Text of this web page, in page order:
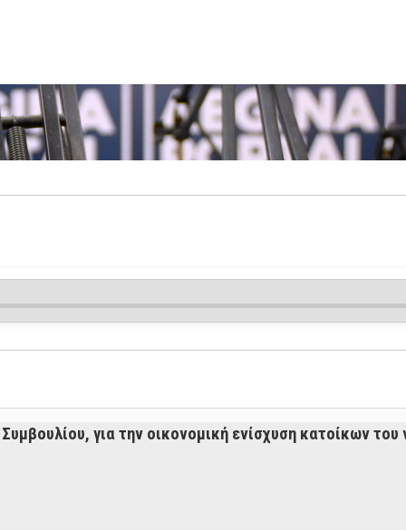
για την οικονομική ενίσχυση κατοίκων του